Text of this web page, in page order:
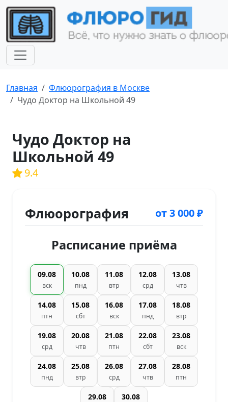
Главная
Флюорография в Москве
Чудо Доктор на Школьной 49
Чудо Доктор на
Школьной 49
9.4
Флюорография от 3 000 ₽
Расписание приёма
09.08
вск
10.08
пнд
11.08
втр
12.08
срд
13.08
чтв
14.08
птн
15.08
сбт
16.08
вск
17.08
пнд
18.08
втр
19.08
срд
20.08
чтв
21.08
птн
22.08
сбт
23.08
вск
24.08
пнд
25.08
втр
26.08
срд
27.08
чтв
28.08
птн
29.08 30.08